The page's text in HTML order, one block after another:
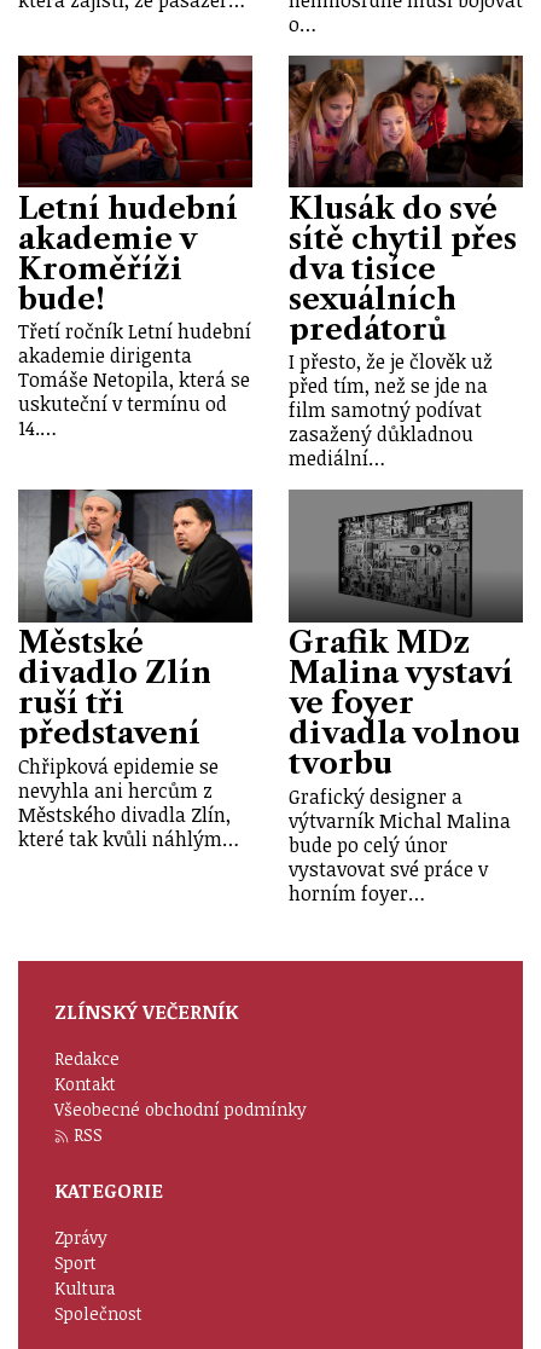
o…
Letní hudební
akademie v
Kroměříži
bude!
Třetí ročník Letní hudební
akademie dirigenta
Tomáše Netopila, která se
uskuteční v termínu od
14.…
Klusák do své
sítě chytil přes
dva tisíce
sexuálních
predátorů
I přesto, že je člověk už
před tím, než se jde na
film samotný podívat
zasažený důkladnou
mediální…
Městské
divadlo Zlín
ruší tři
představení
Chřipková epidemie se
nevyhla ani hercům z
Městského divadla Zlín,
které tak kvůli náhlým…
Grafik MDz
Malina vystaví
ve foyer
divadla volnou
tvorbu
Grafický designer a
výtvarník Michal Malina
bude po celý únor
vystavovat své práce v
horním foyer…
ZLÍNSKÝ VEČERNÍK
Redakce
Kontakt
Všeobecné obchodní podmínky
RSS
KATEGORIE
Zprávy
Sport
Kultura
Společnost